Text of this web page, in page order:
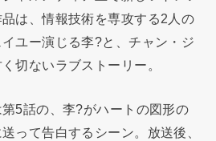
は、情報技術を専攻する2人の
ユー演じる李?と、チャン・ジ
切ないラブストーリー。
5話の、李?がハートの図形の
って告白するシーン。放送後、